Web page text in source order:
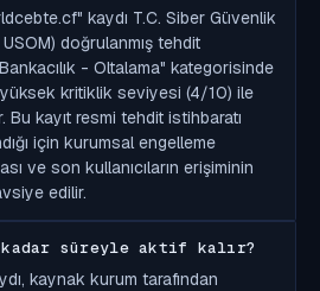
kaydı T.C. Siber Güvenlik
USOM) doğrulanmış tehdit
- Oltalama" kategorisinde
kritiklik seviyesi (4/10) ile
Bu kayıt resmi tehdit istihbaratı
için kurumsal engelleme
ve son kullanıcıların erişiminin
edilir.
kadar süreyle aktif kalır?
kaynak kurum tarafından